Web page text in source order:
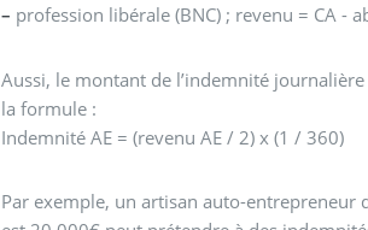
– profession libérale (BNC) ; revenu = CA -
Aussi, le montant de l’indemnité
la formule :
Indemnité AE = (revenu AE / 2) x (1 / 360)
Par exemple, un artisan auto-entrepreneur